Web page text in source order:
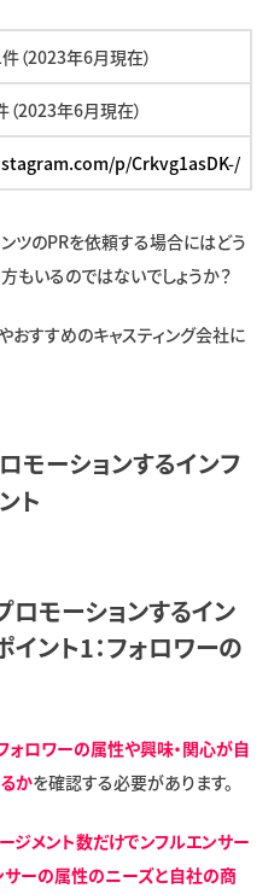
（2023年6月現在）
（2023年6月現在）
p/Crkvg1asDK-/
ツのPRを依頼する場合にはどう
もいるのではないでしょうか？
おすすめのキャスティング会社に
モーションするインフ
ト
モーションするイン
ント1：フォロワーの
ォロワーの属性や興味・関心が自
かを確認する必要があります。
ジメント数だけでンフルエンサー
サーの属性のニーズと自社の商